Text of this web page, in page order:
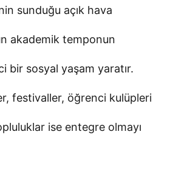
sunduğu açık hava
akademik temponun
bir sosyal yaşam yaratır.
festivaller, öğrenci kulüpleri
ise entegre olmayı